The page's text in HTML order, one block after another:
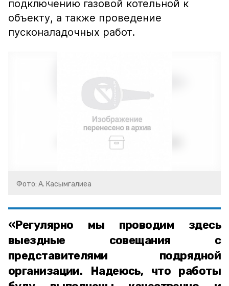
подключению газовой котельной к
объекту, а также проведение
пусконаладочных работ.
Фото: А. Касымгалиеа
«Регулярно мы проводим здесь
выездные совещания с
представителями подрядной
организации. Надеюсь, что работы